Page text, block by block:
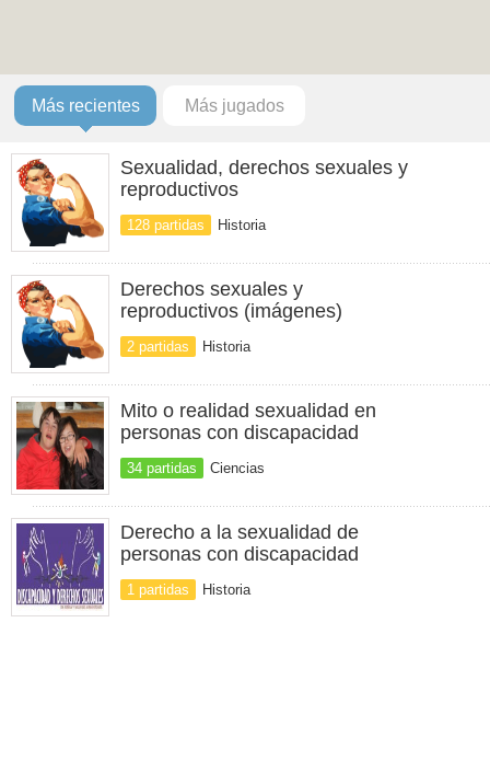
Más recientes Más jugados
Sexualidad, derechos sexuales y
reproductivos
128 partidas Historia
Derechos sexuales y
reproductivos (imágenes)
2 partidas Historia
Mito o realidad sexualidad en
personas con discapacidad
34 partidas Ciencias
Derecho a la sexualidad de
personas con discapacidad
1 partidas Historia